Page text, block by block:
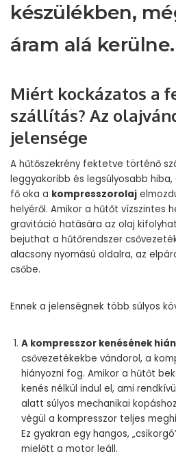
készülékben,
áram alá kerülne.
Miért kockázatos a
szállítás? Az
jelensége
A hűtőszekrény fektetve történő
leggyakoribb és legsúlyosabb
fő oka a kompresszorolaj
helyéről. Amikor a hűtőt vízszintes
gravitáció hatására az olaj
bejuthat a hűtőrendszer
alacsony nyomású oldalra, az
csőbe.
Ennek a jelenségnek több súlyos
A kompresszor kenésének
csővezetékekbe vándorol, a
hiányozni fog. Amikor a hűtőt
kenés nélkül indul el, ami
alatt súlyos mechanikai
végül a kompresszor teljes
Ez gyakran egy hangos,
mielőtt a motor leáll.